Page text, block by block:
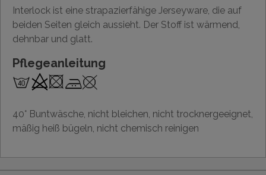
Interlock ist eine strapazierfähige Jerseyware, die auf
beiden Seiten gleich aussieht. Der Stoff ist wärmend,
dehnbar und glatt.
Pflegeanleitung
40° Buntwäsche, nicht bleichen, nicht trocknergeeignet,
mäßig heiß bügeln, nicht chemisch reinigen